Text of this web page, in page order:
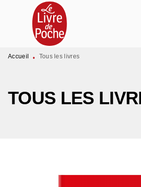
MENU RECHERCHE
PIED DE PAGE
Accueil • Tous les livres
TOUS LES